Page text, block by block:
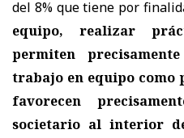
del 8% que tiene por
equipo, realizar
permiten
trabajo en equipo como
favorecen
societario al interior